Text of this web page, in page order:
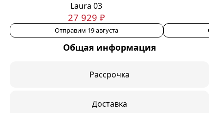
Laura 03
27 929 ₽
Отправим 19 августа
Общая информация
Рассрочка
Доставка